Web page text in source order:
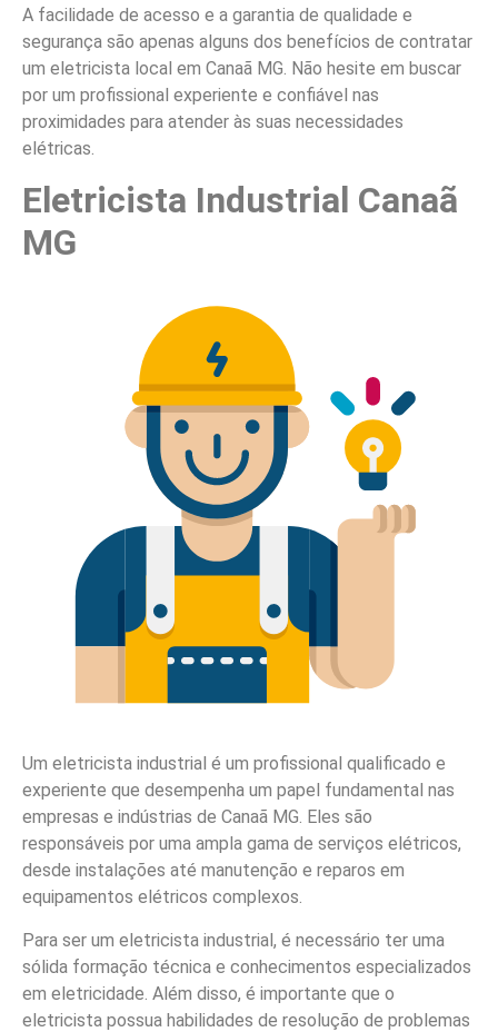
A facilidade de acesso e a garantia de qualidade e
segurança são apenas alguns dos benefícios de contratar
um eletricista local em Canaã MG. Não hesite em buscar
por um profissional experiente e confiável nas
proximidades para atender às suas necessidades
elétricas.
Eletricista Industrial Canaã
MG
Um eletricista industrial é um profissional qualificado e
experiente que desempenha um papel fundamental nas
empresas e indústrias de Canaã MG. Eles são
responsáveis por uma ampla gama de serviços elétricos,
desde instalações até manutenção e reparos em
equipamentos elétricos complexos.
Para ser um eletricista industrial, é necessário ter uma
sólida formação técnica e conhecimentos especializados
em eletricidade. Além disso, é importante que o
eletricista possua habilidades de resolução de problemas